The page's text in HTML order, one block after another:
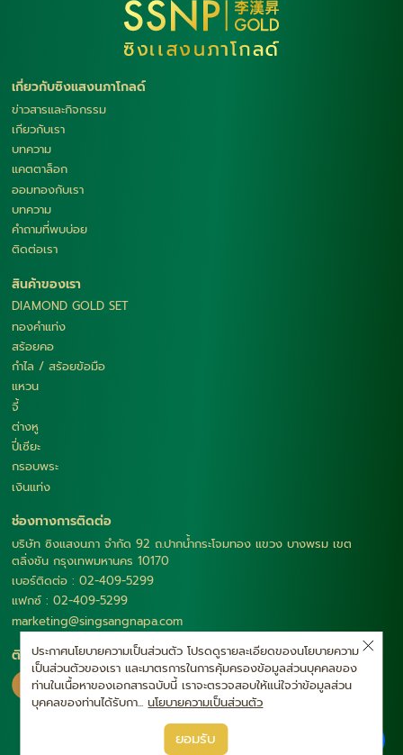
เกี่ยวกับซิงแสงนภาโกลด์
ข่าวสารและกิจกรรม
เกียวกับเรา
บทความ
แคตตาล็อก
ออมทองกับเรา
บทความ
คำถามที่พบบ่อย
ติดต่อเรา
สินค้าของเรา
DIAMOND GOLD SET
ทองคำแท่ง
สร้อยคอ
กำไล / สร้อยข้อมือ
แหวน
จี้
ต่างหู
ปี่เซียะ
กรอบพระ
เงินแท่ง
ช่องทางการติดต่อ
บริษัท ซิงแสงนภา จำกัด 92 ถ.ปากน้ำกระโจมทอง แขวง บางพรม เขต
ตลิ่งชัน กรุงเทพมหานคร 10170
เบอร์ติดต่อ : 02-409-5299
แฟกซ์ : 02-409-5299
marketing@singsangnapa.com
ติดตามเรา
|
ประกาศนโยบายความเป็นส่วนตัว โปรดดูรายละเอียดของนโยบายความ
เป็นส่วนตัวของเรา และมาตรการในการคุ้มครองข้อมูลส่วนบุคคลของ
ท่านในเนื้อหาของเอกสารฉบับนี้ เราจะตรวจสอบให้แน่ใจว่าข้อมูลส่วน
บุคคลของท่านได้รับกา... นโยบายความเป็นส่วนตัว
ยอมรับ